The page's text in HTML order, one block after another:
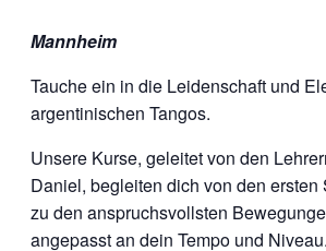
Mannheim
Tauche ein in die Leidenschaft und
argentinischen Tangos.
Unsere Kurse, geleitet von den
Daniel, begleiten dich von den ersten
zu den anspruchsvollsten
angepasst an dein Tempo und